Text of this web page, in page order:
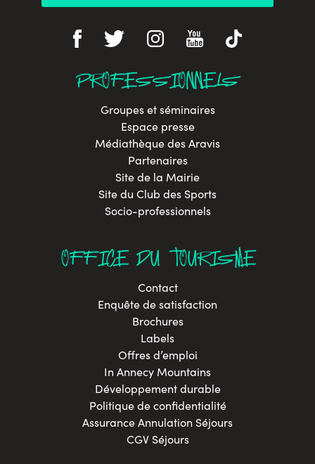
PROFESSIONNELS
Groupes et séminaires
Espace presse
Médiathèque des Aravis
Partenaires
Site de la Mairie
Site du Club des Sports
Socio-professionnels
OFFICE DU TOURISME
Contact
Enquête de satisfaction
Brochures
Labels
Offres d’emploi
In Annecy Mountains
Développement durable
Politique de confidentialité
Assurance Annulation Séjours
CGV Séjours